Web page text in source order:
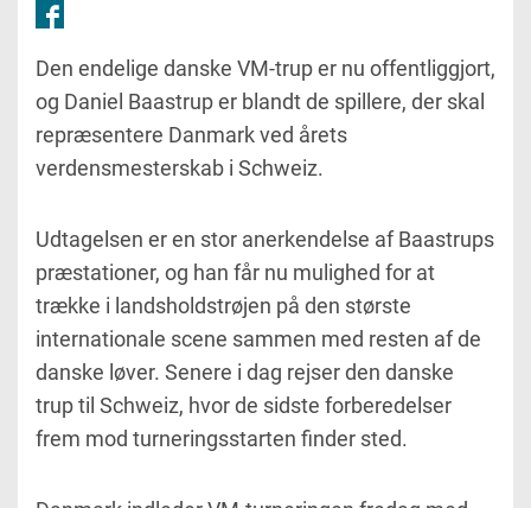
Den endelige danske VM-trup er nu offentliggjort,
og Daniel Baastrup er blandt de spillere, der skal
repræsentere Danmark ved årets
verdensmesterskab i Schweiz.
Udtagelsen er en stor anerkendelse af Baastrups
præstationer, og han får nu mulighed for at
trække i landsholdstrøjen på den største
internationale scene sammen med resten af de
danske løver. Senere i dag rejser den danske
trup til Schweiz, hvor de sidste forberedelser
frem mod turneringsstarten finder sted.